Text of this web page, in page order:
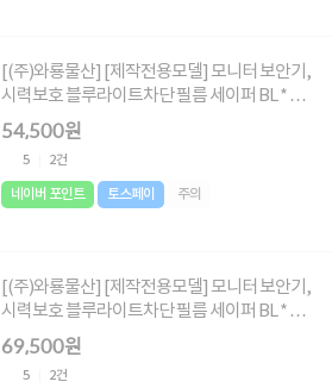
[(주)와룡물산] [제작전용모델] 모니터 보안기,
시력보호 블루라이트차단 필름 세이퍼 BL * 주
문시 요청글에 사이즈 메모 必 * [사이즈 :
552X330 ~ 698X395]
54,500원
5 2건
네이버 포인트 토스페이 주의
[(주)와룡물산] [제작전용모델] 모니터 보안기,
시력보호 블루라이트차단 필름 세이퍼 BL * 주
문시 요청글에 사이즈 메모 必 * [사이즈 :
670X400 ~ 850X700]
69,500원
5 2건